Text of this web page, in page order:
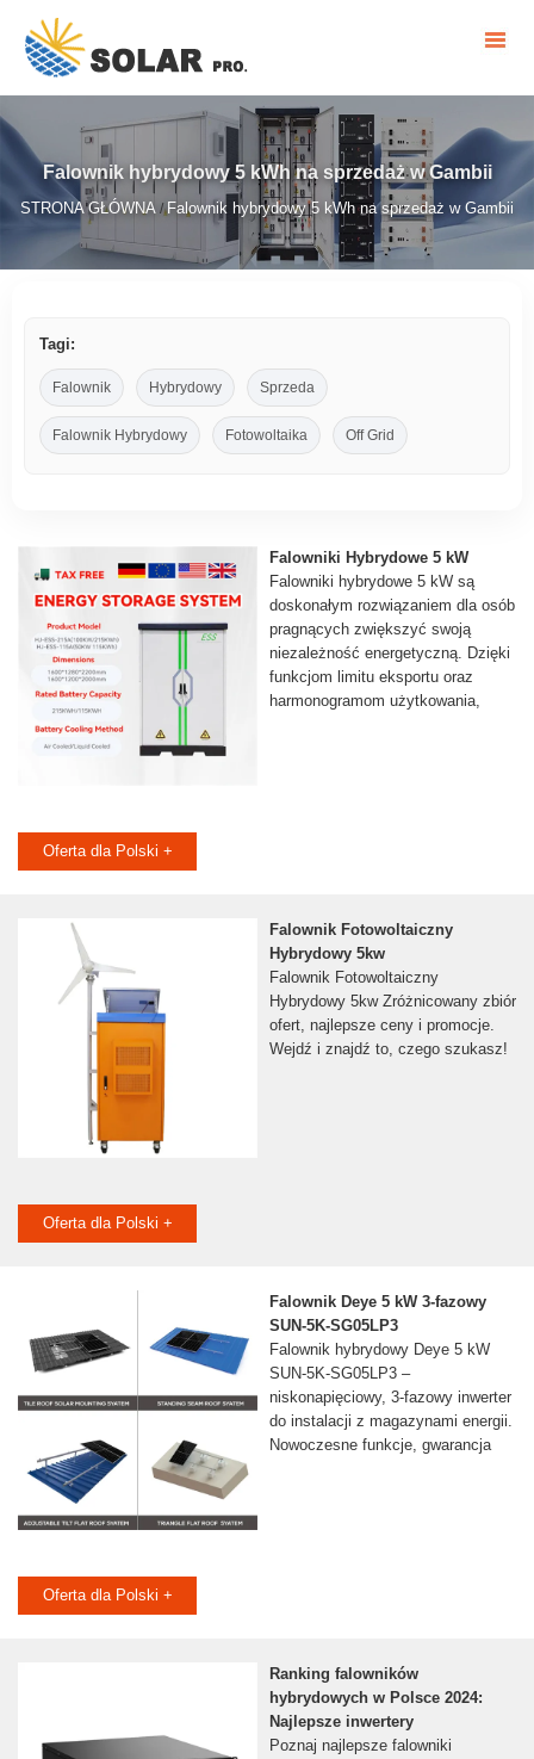
Falownik hybrydowy 5 kWh na sprzedaż w Gambii
STRONA GŁÓWNA /Falownik hybrydowy 5 kWh na sprzedaż w Gambii
Tagi:
Falownik Hybrydowy Sprzeda
Falownik Hybrydowy Fotowoltaika Off Grid
Falowniki Hybrydowe 5 kW
Falowniki hybrydowe 5 kW są
doskonałym rozwiązaniem dla osób
pragnących zwiększyć swoją
niezależność energetyczną. Dzięki
funkcjom limitu eksportu oraz
harmonogramom użytkowania,
Oferta dla Polski +
Falownik Fotowoltaiczny
Hybrydowy 5kw
Falownik Fotowoltaiczny
Hybrydowy 5kw Zróżnicowany zbiór
ofert, najlepsze ceny i promocje.
Wejdź i znajdź to, czego szukasz!
Oferta dla Polski +
Falownik Deye 5 kW 3-fazowy
SUN-5K-SG05LP3
Falownik hybrydowy Deye 5 kW
SUN-5K-SG05LP3 –
niskonapięciowy, 3-fazowy inwerter
do instalacji z magazynami energii.
Nowoczesne funkcje, gwarancja
Oferta dla Polski +
Ranking falowników
hybrydowych w Polsce 2024:
Najlepsze inwertery
Poznaj najlepsze falowniki